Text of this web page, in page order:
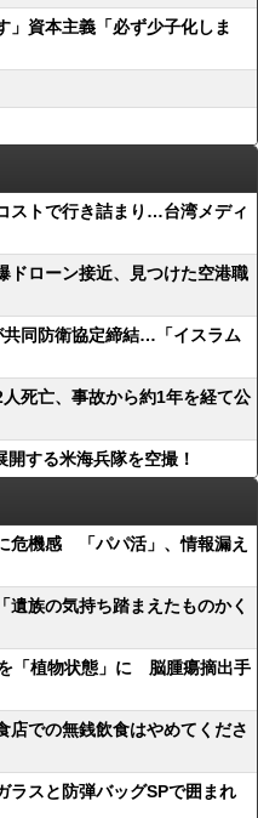
」資本主義「必ず少子化しま
ストで行き詰まり…台湾メディ
ドローン接近、見つけた空港職
同防衛協定締結…「イスラム
死亡、事故から約1年を経て公
する米海兵隊を空撮！
危機感 「パパ活」、情報漏え
族の気持ち踏まえたものかく
「植物状態」に 脳腫瘍摘出手
店での無銭飲食はやめてくださ
ラスと防弾バッグSPで囲まれ